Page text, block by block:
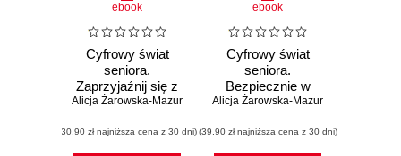
ebook
Cyfrowy świat
seniora.
Zaprzyjaźnij się z
Internetem
Alicja Żarowska-Mazur
(30,90 zł najniższa cena z 30 dni)
ebook
Cyfrowy świat
seniora.
Bezpiecznie w
internecie
Alicja Żarowska-Mazur
(39,90 zł najniższa cena z 30 dni)